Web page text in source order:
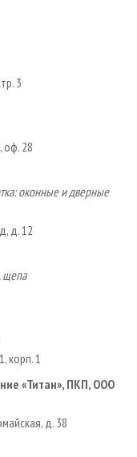
3
оф. 28
оконные и дверные
д. 12
щепа
корп. 1
«Титан», ПКП, ООО
д. 38